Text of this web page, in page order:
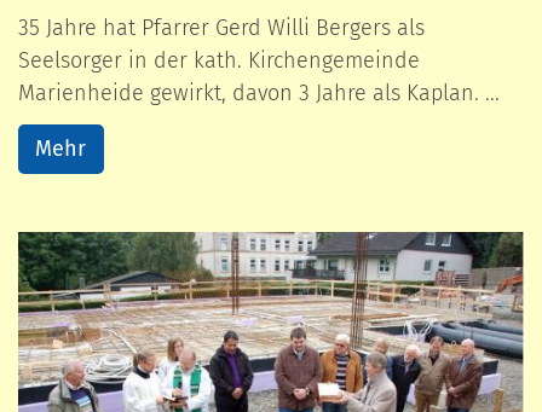
35 Jahre hat Pfarrer Gerd Willi Bergers als
Seelsorger in der kath. Kirchengemeinde
Marienheide gewirkt, davon 3 Jahre als Kaplan. ...
Mehr